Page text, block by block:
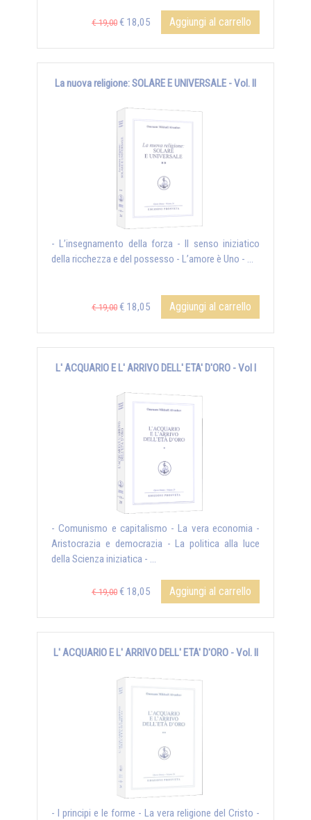
€ 19,00 € 18,05 Aggiungi al carrello
La nuova religione: SOLARE E UNIVERSALE - Vol. II
- L’insegnamento della forza - Il senso iniziatico
della ricchezza e del possesso - L’amore è Uno - ...
€ 19,00 € 18,05 Aggiungi al carrello
L' ACQUARIO E L' ARRIVO DELL' ETA' D'ORO - Vol I
- Comunismo e capitalismo - La vera economia -
Aristocrazia e democrazia - La politica alla luce
della Scienza iniziatica - ...
€ 19,00 € 18,05 Aggiungi al carrello
L' ACQUARIO E L' ARRIVO DELL' ETA' D'ORO - Vol. II
- I principi e le forme - La vera religione del Cristo -